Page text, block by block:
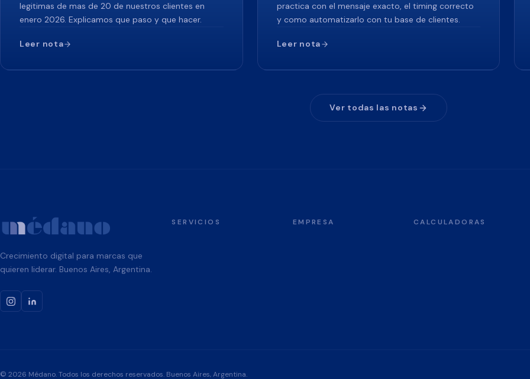
legitimas de mas de 20 de nuestros clientes en
enero 2026. Explicamos que paso y que hacer.
Leer nota
practica con el mensaje exacto, el timing correcto
y como automatizarlo con tu base de clientes.
Leer nota
Ver todas las notas
Crecimiento digital para marcas que
quieren liderar. Buenos Aires, Argentina.
SERVICIOS EMPRESA CALCULADORAS
© 2026 Médano. Todos los derechos reservados. Buenos Aires, Argentina.